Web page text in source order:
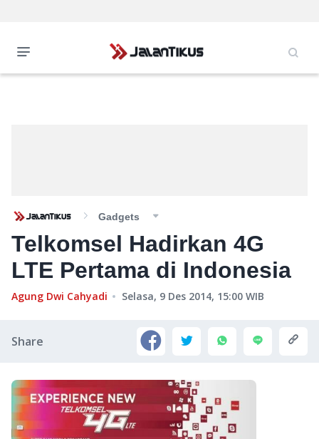
Gadgets
Telkomsel Hadirkan 4G
LTE Pertama di Indonesia
Agung Dwi Cahyadi Selasa, 9 Des 2014, 15:00 WIB
Share